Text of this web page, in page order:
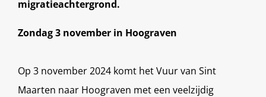
migratieachtergrond.
Zondag 3 november in Hoograven
Op 3 november 2024 komt het Vuur van Sint
Maarten naar Hoograven met een veelzijdig